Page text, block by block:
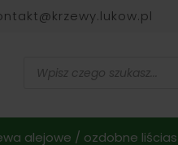
produktów
alejowe / ozdobne